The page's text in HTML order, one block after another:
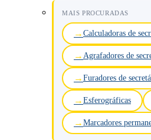
MAIS PROCURADAS
Calculadoras de
Agrafadores de
Furadores de
Esferográficas
Marcadores